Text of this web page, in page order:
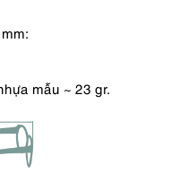
mẫu ~ 23 gr.